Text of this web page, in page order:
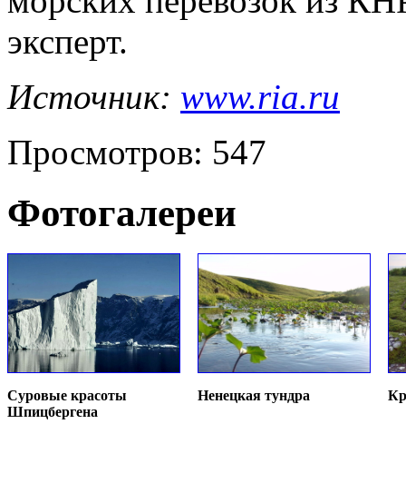
эксперт.
Источник: www.ria.ru
Просмотров: 547
Фотогалереи
Суровые красоты
Шпицбергена
Ненецкая тундра